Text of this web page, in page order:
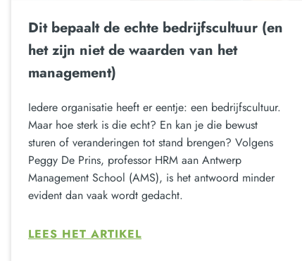
Dit bepaalt de echte bedrijfscultuur (en
het zijn niet de waarden van het
management)
Iedere organisatie heeft er eentje: een bedrijfscultuur.
Maar hoe sterk is die echt? En kan je die bewust
sturen of veranderingen tot stand brengen? Volgens
Peggy De Prins, professor HRM aan Antwerp
Management School (AMS), is het antwoord minder
evident dan vaak wordt gedacht.
LEES HET ARTIKEL